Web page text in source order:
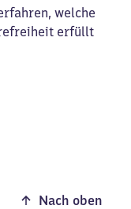
welche
erfüllt
Nach oben